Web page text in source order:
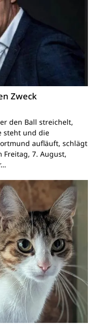
Zweck
den Ball streichelt,
steht und die
aufläuft, schlägt
Freitag, 7. August,